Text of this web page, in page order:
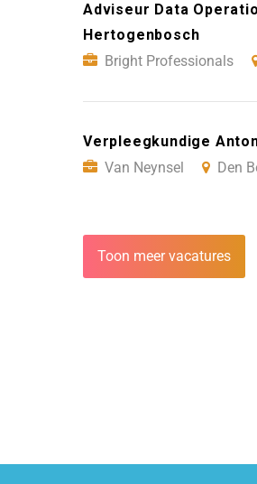
Adviseur Data
Hertogenbosch
Bright Professionals
Verpleegkundige
Van Neynsel
Den
Toon meer vacatures